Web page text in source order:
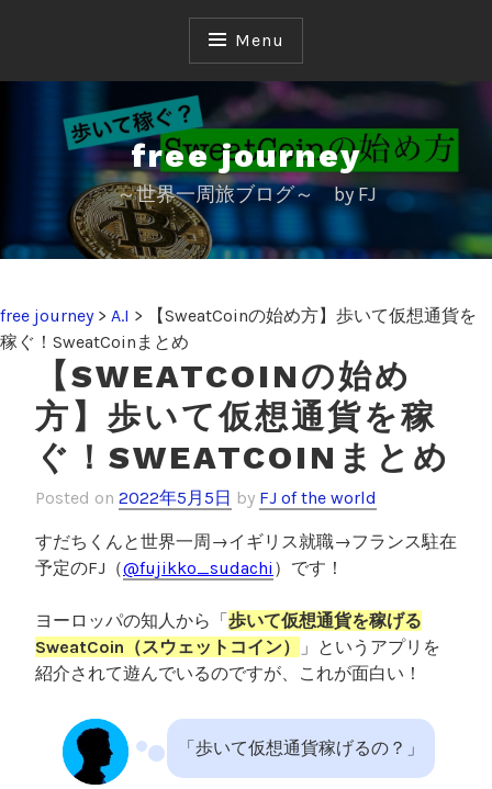
t
t
Menu
free journey
～世界一周旅ブログ～ by FJ
free journey> A.I >
【SweatCoinの始め方】歩いて仮想通貨を
稼ぐ！SweatCoinまとめ
【SWEATCOINの始め
方】歩いて仮想通貨を稼
ぐ！SWEATCOINまとめ
Posted on 2022年5月5日 by FJ of the world
すだちくんと世界一周→イギリス就職→フランス駐在
予定のFJ （@fujikko_sudachi ）です！
ヨーロッパの知人から「歩いて仮想通貨を稼げる
SweatCoin（スウェットコイン）
」というアプリを
紹介されて遊んでいるのですが、これが面白い！
「歩いて仮想通貨稼げるの？」